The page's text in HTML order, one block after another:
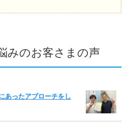
みのお客さまの声
あったアプローチをし